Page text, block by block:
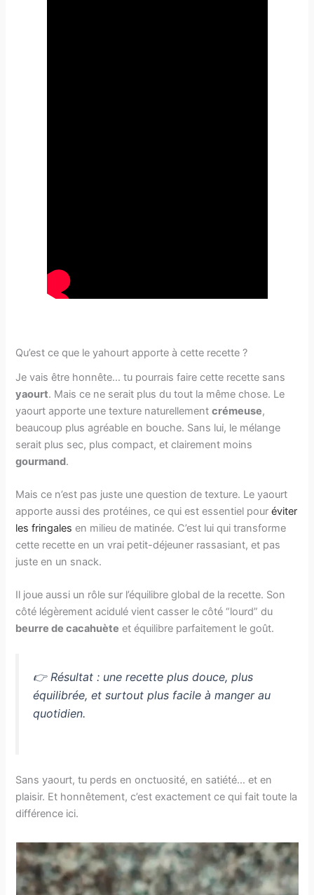
Qu’est ce que le yahourt apporte à cette recette ?
Je vais être honnête… tu pourrais faire cette recette sans
yaourt. Mais ce ne serait plus du tout la même chose. Le
yaourt apporte une texture naturellementcrémeuse,
beaucoup plus agréable en bouche. Sans lui, le mélange
serait plus sec, plus compact, et clairement moins
gourmand.
Mais ce n’est pas juste une question de texture. Le yaourt
apporte aussi des protéines, ce qui est essentiel pouréviter
les fringales en milieu de matinée. C’est lui qui transforme
cette recette en un vrai petit-déjeuner rassasiant, et pas
juste en un snack.
Il joue aussi un rôle sur l’équilibre global de la recette. Son
côté légèrement acidulé vient casser le côté “lourd” du
beurre de cacahuète et équilibre parfaitement le goût.
👉 Résultat : une recette plus douce, plus
équilibrée, et surtout plus facile à manger au
quotidien.
Sans yaourt, tu perds en onctuosité, en satiété… et en
plaisir. Et honnêtement, c’est exactement ce qui fait toute la
différence ici.